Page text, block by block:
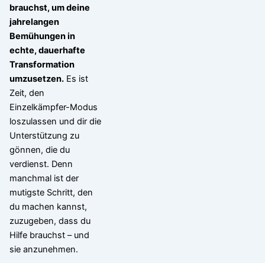
brauchst, um deine
jahrelangen
Bemühungen in
echte, dauerhafte
Transformation
umzusetzen.Es ist
Zeit, den
Einzelkämpfer-Modus
loszulassen und dir die
Unterstützung zu
gönnen, die du
verdienst. Denn
manchmal ist der
mutigste Schritt, den
du machen kannst,
zuzugeben, dass du
Hilfe brauchst – und
sie anzunehmen.